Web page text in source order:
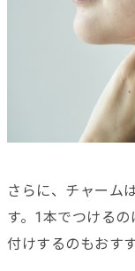
さらに、チャーム
す。1本でつける
付けするのもおす